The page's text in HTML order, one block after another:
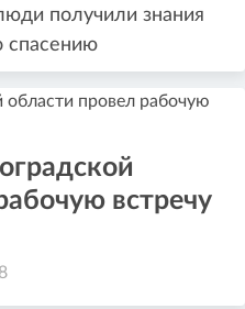
получили знания
спасению
встречу